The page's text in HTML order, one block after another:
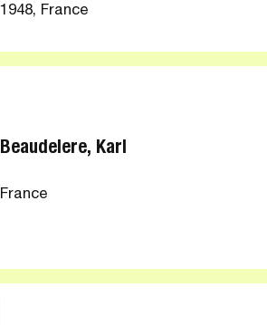
1948, France
Beaudelere, Karl
France